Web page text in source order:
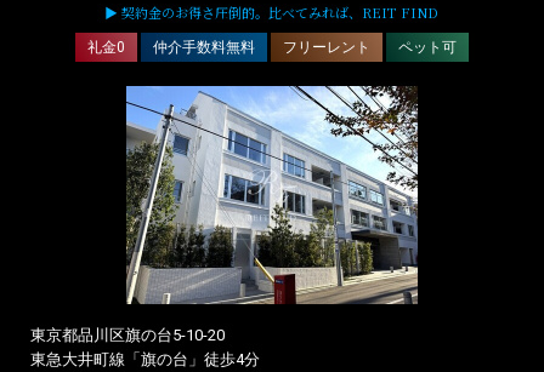
▶ 契約金のお得さ圧倒的。比べてみれば、REIT FIND
礼金0 仲介手数料無料 フリーレント ペット可
東京都品川区旗の台5-10-20
東急大井町線「旗の台」徒歩4分